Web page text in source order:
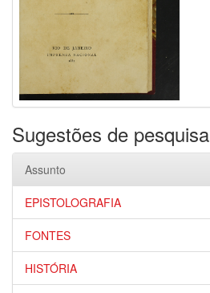
Sugestões de pesquisa
Assunto
EPISTOLOGRAFIA
FONTES
HISTÓRIA